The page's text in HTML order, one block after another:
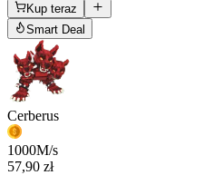
Kup teraz
Smart Deal
Cerberus
1000M/s
57,90 zł